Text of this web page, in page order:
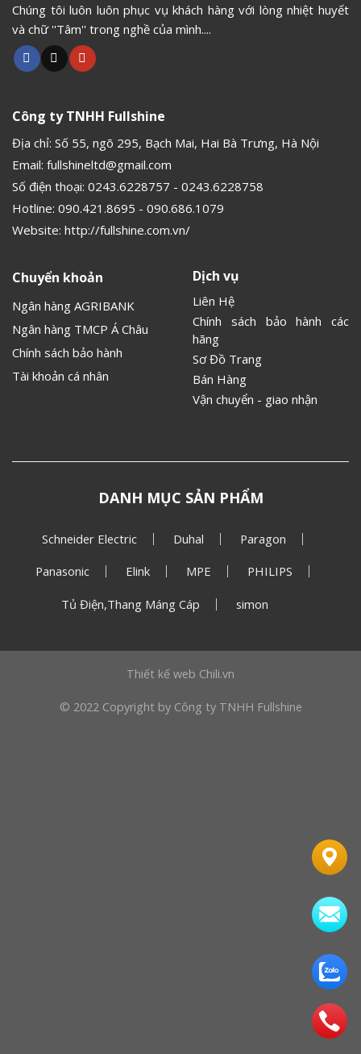
Chúng tôi luôn luôn phục vụ khách hàng với lòng nhiệt huyết
và chữ ''Tâm'' trong nghề của mình....
Công ty TNHH Fullshine
Địa chỉ: Số 55, ngõ 295, Bạch Mai, Hai Bà Trưng, Hà Nội
Email: fullshineltd@gmail.com
Số điện thoại: 0243.6228757 - 0243.6228758
Hotline: 090.421.8695 - 090.686.1079
Website: http://fullshine.com.vn/
Chuyển khoản
Ngân hàng AGRIBANK
Ngân hàng TMCP Á Châu
Chính sách bảo hành
Tài khoản cá nhân
Dịch vụ
Liên Hệ
Chính sách bảo hành các
hãng
Sơ Đồ Trang
Bán Hàng
Vận chuyển - giao nhận
DANH MỤC SẢN PHẨM
Schneider Electric Duhal Paragon
Panasonic Elink MPE PHILIPS
Tủ Điện,Thang Máng Cáp simon
Thiết kế web Chili.vn
© 2022 Copyright by Công ty TNHH Fullshine